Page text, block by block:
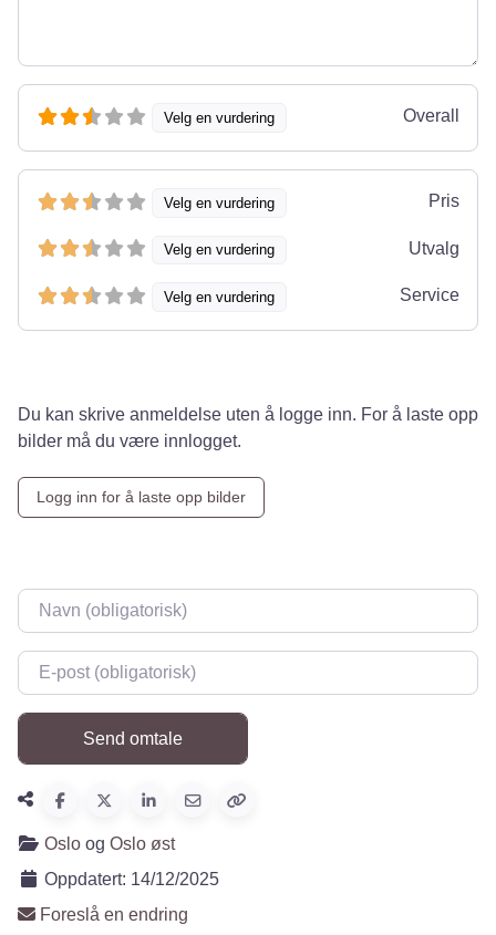
Velg en vurdering Overall
Velg en vurdering Pris
Velg en vurdering Utvalg
Velg en vurdering Service
Du kan skrive anmeldelse uten å logge inn. For å laste opp
bilder må du være innlogget.
Logg inn for å laste opp bilder
Navn
E-post
Oslo og Oslo øst
Oppdatert: 14/12/2025
Foreslå en endring